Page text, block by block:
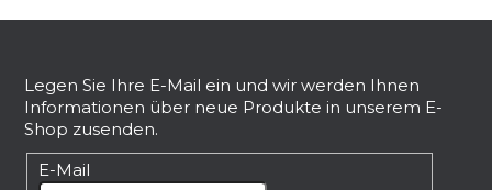
Legen Sie Ihre E-Mail ein und wir werden Ihnen
Informationen über neue Produkte in unserem E-
Shop zusenden.
E-Mail